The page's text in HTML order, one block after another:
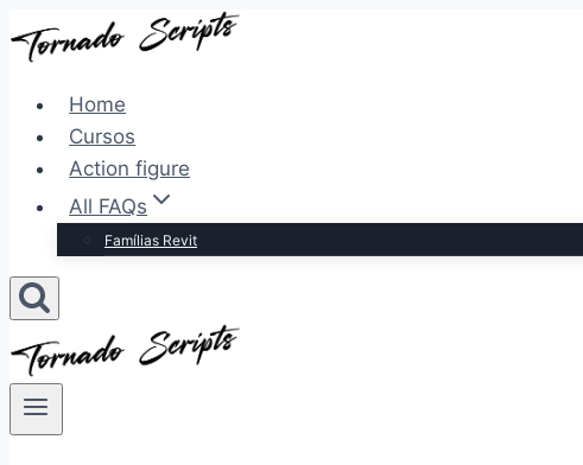
Pular
para
Conteúdo
Home
Cursos
Action figure
All FAQs
Famílias Revit